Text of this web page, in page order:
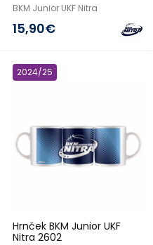
BKM Junior UKF Nitra
15,90€
2024/25
Hrnček BKM Junior UKF
Nitra 2602